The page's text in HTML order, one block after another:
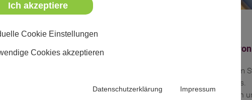
Ich akzeptiere
Cookie Einstellungen
Cookies akzeptieren
Datenschutzerklärung Impressum
Auskunft zur Gültigkeit
Füllen Sie bitte alle mit einem
gekennzeichneten Felder aus.
Nur so kann Ihre Anfrage von